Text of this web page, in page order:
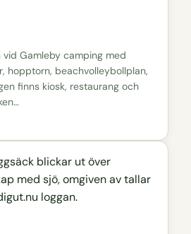
Gamleby camping med
hopptorn, beachvolleybollplan,
finns kiosk, restaurang och